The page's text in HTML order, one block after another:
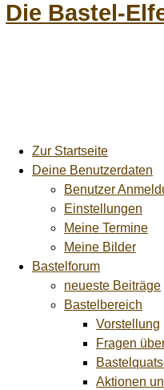
Die Bastel-
Zur Startseite
Deine Benutzerdaten
Benutzer
Einstellungen
Meine Termine
Meine Bilder
Bastelforum
neueste Beiträge
Bastelbereich
Vorstellung
Fragen
Aktionen